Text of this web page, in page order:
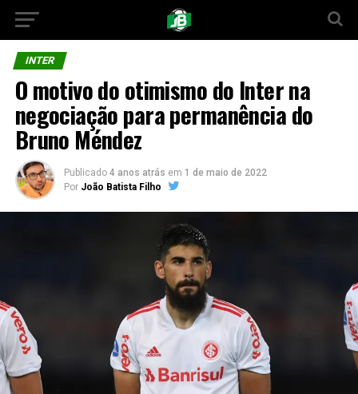
INTER
O motivo do otimismo do Inter na
negociação para permanência do
Bruno Méndez
Publicado 4 anos atrás em 1 de maio de 2022
Por João Batista Filho